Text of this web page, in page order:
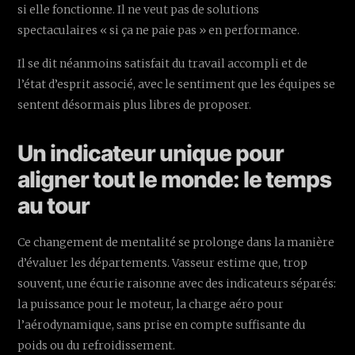
si elle fonctionne. Il ne veut pas de solutions
spectaculaires « si ça ne paie pas » en performance.
Il se dit néanmoins satisfait du travail accompli et de
l’état d’esprit associé, avec le sentiment que les équipes se
sentent désormais plus libres de proposer.
Un indicateur unique pour
aligner tout le monde: le temps
au tour
Ce changement de mentalité se prolonge dans la manière
d’évaluer les départements. Vasseur estime que, trop
souvent, une écurie raisonne avec des indicateurs séparés:
la puissance pour le moteur, la charge aéro pour
l’aérodynamique, sans prise en compte suffisante du
poids ou du refroidissement.